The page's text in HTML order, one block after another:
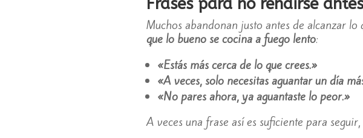
Frases para no rendirse
Muchos abandonan justo antes de alcanzar lo
que lo bueno se cocina a fuego lento:
«Estás más cerca de lo que crees.»
«A veces, solo necesitas aguantar un día
«No pares ahora, ya aguantaste lo peor.»
A veces una frase así es suficiente para